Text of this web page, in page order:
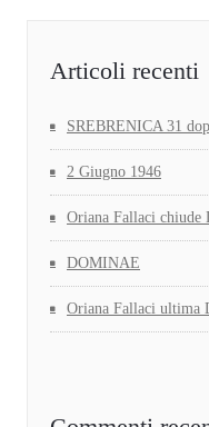
Articoli recenti
SREBRENICA 31
2 Giugno 1946
Oriana Fallaci
DOMINAE
Oriana Fallaci ultima